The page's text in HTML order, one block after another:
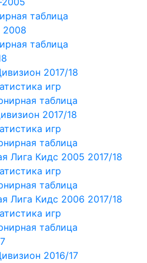
таблица
2008
таблица
2017/18
игр
таблица
2017/18
игр
таблица
Лига Кидс 2005 2017/18
игр
таблица
Лига Кидс 2006 2017/18
игр
таблица
2016/17